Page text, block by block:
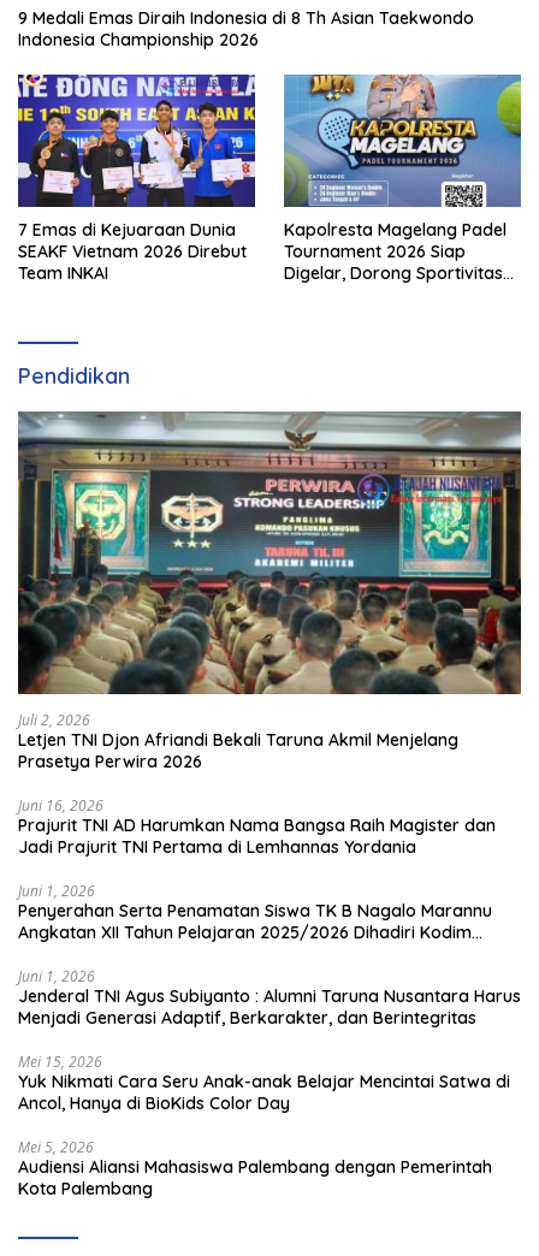
9 Medali Emas Diraih Indonesia di 8 Th Asian Taekwondo
Indonesia Championship 2026
7 Emas di Kejuaraan Dunia
SEAKF Vietnam 2026 Direbut
Team INKAI
Kapolresta Magelang Padel
Tournament 2026 Siap
Digelar, Dorong Sportivitas
Pendidikan
Juli 2, 2026
Letjen TNI Djon Afriandi Bekali Taruna Akmil Menjelang
Prasetya Perwira 2026
Juni 16, 2026
Prajurit TNI AD Harumkan Nama Bangsa Raih Magister dan
Jadi Prajurit TNI Pertama di Lemhannas Yordania
Juni 1, 2026
Penyerahan Serta Penamatan Siswa TK B Nagalo Marannu
Angkatan XII Tahun Pelajaran 2025/2026 Dihadiri Kodim
Juni 1, 2026
Jenderal TNI Agus Subiyanto : Alumni Taruna Nusantara Harus
Menjadi Generasi Adaptif, Berkarakter, dan Berintegritas
Mei 15, 2026
Yuk Nikmati Cara Seru Anak-anak Belajar Mencintai Satwa di
Ancol, Hanya di BioKids Color Day
Mei 5, 2026
Audiensi Aliansi Mahasiswa Palembang dengan Pemerintah
Kota Palembang